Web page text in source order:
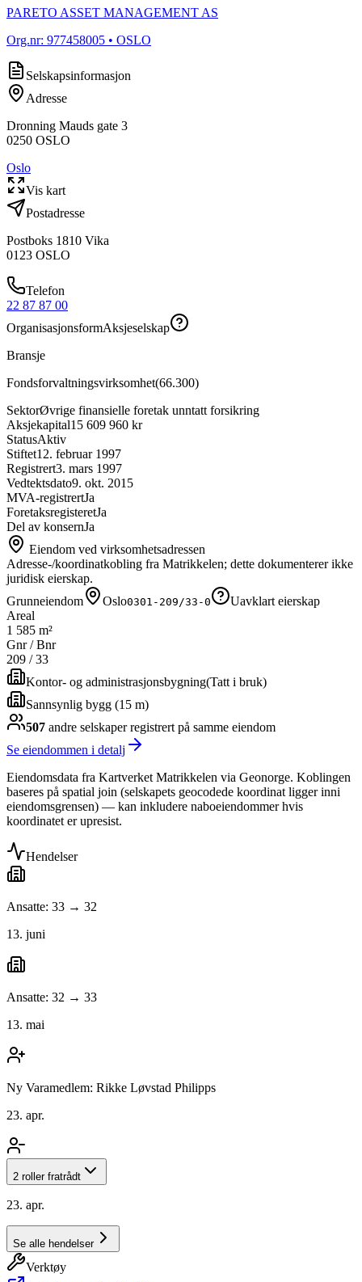
PARETO ASSET MANAGEMENT AS
Org.nr: 977458005 • OSLO
Selskapsinformasjon
Adresse
Dronning Mauds gate 3
0250 OSLO
Oslo
Vis kart
Postadresse
Postboks 1810 Vika
0123 OSLO
Telefon
22 87 87 00
OrganisasjonsformAksjeselskap
Bransje
Fondsforvaltningsvirksomhet(66.300)
SektorØvrige finansielle foretak unntatt forsikring
Aksjekapital15 609 960 kr
StatusAktiv
Stiftet12. februar 1997
Registrert3. mars 1997
Vedtektsdato9. okt. 2015
MVA-registrertJa
ForetaksregisteretJa
Del av konsernJa
Eiendom ved virksomhetsadressen
Adresse-/koordinatkobling fra Matrikkelen; dette dokumenterer ikke
juridisk eierskap.
Grunneiendom
Oslo0301-209/33-0
Uavklart eierskap
Areal
1 585 m²
Gnr / Bnr
209 /33
Kontor- og administrasjonsbygning(Tatt i bruk)
Sannsynlig bygg (15 m)
507 andre selskaperregistrert på samme eiendom
Se eiendommen i detalj
Eiendomsdata fra Kartverket Matrikkelen via Geonorge. Koblingen
baseres på spatial join (selskapets geocodede koordinat ligger inni
eiendomsgrensen) — kan inkludere naboeiendommer hvis
koordinatet er upresist.
Hendelser
Ansatte: 33 → 32
13. juni
Ansatte: 32 → 33
13. mai
Ny Varamedlem: Rikke Løvstad Philipps
23. apr.
2 roller fratrådt
23. apr.
Se alle hendelser
Verktøy